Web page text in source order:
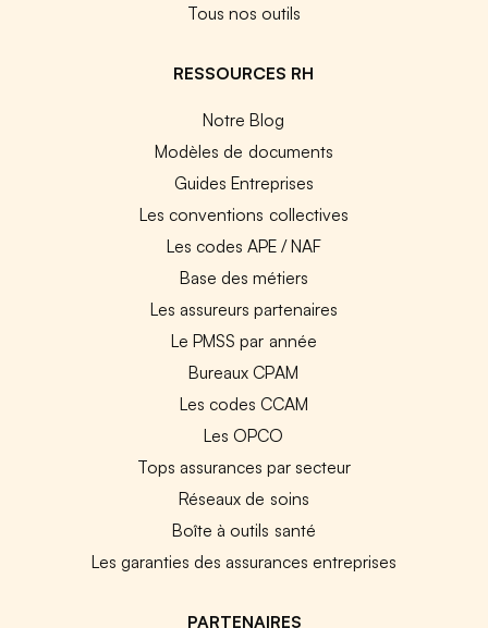
Tous nos outils
RESSOURCES RH
Notre Blog
Modèles de documents
Guides Entreprises
Les conventions collectives
Les codes APE / NAF
Base des métiers
Les assureurs partenaires
Le PMSS par année
Bureaux CPAM
Les codes CCAM
Les OPCO
Tops assurances par secteur
Réseaux de soins
Boîte à outils santé
Les garanties des assurances entreprises
PARTENAIRES